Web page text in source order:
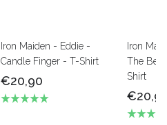
Iron Maiden - Eddie -
Candle Finger - T-Shirt
€20,90
Iron
The
Shirt